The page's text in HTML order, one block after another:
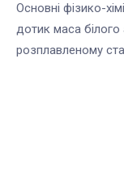
Основні фізико-
дотик маса
розплавленому